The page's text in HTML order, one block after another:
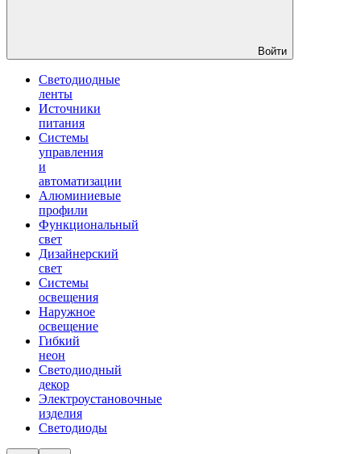
Войти
Светодиодные
ленты
Источники
питания
Системы
управления
и
автоматизации
Алюминиевые
профили
Функциональный
свет
Дизайнерский
свет
Системы
освещения
Наружное
освещение
Гибкий
неон
Светодиодный
декор
Электроустановочные
изделия
Светодиоды